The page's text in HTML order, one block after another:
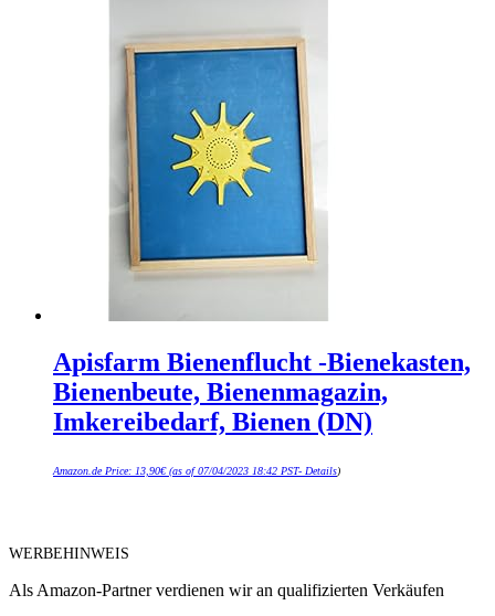
Apisfarm Bienenflucht -Bienekasten,
Bienenbeute, Bienenmagazin,
Imkereibedarf, Bienen (DN)
Amazon.de Price: 13,90€(as of 07/04/2023 18:42 PST- Details)
WERBEHINWEIS
Als Amazon-Partner verdienen wir an qualifizierten Verkäufen